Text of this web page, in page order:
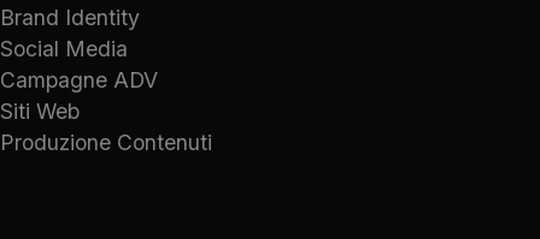
Brand Identity
Social Media
Campagne ADV
Siti Web
Produzione Contenuti